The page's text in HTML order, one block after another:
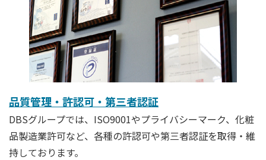
品質管理・許認可・第三者認証
DBSグループでは、ISO9001やプライバシーマーク、化粧
品製造業許可など、各種の許認可や第三者認証を取得・維
持しております。